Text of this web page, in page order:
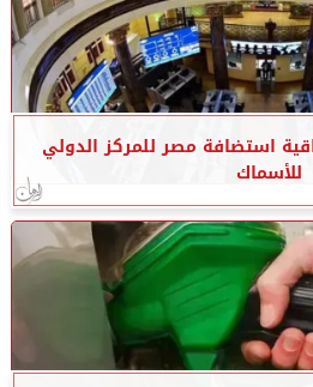
استضافة مصر للمركز الدولي
للأسماك